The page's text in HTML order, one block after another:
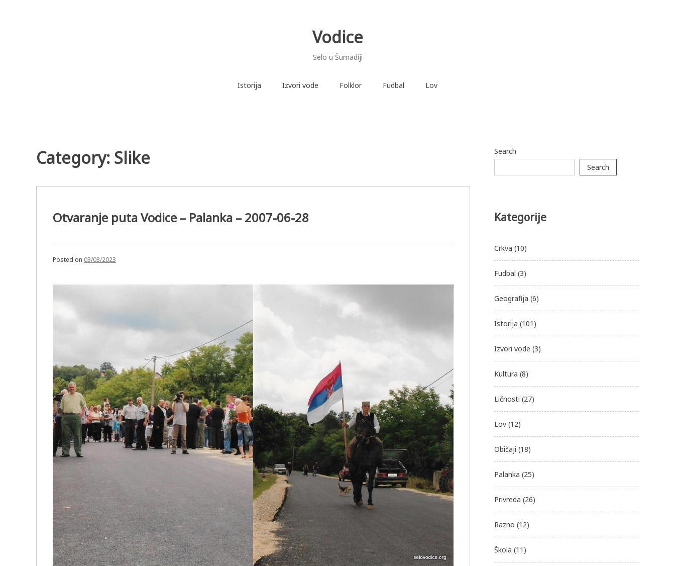
Vodice
Selo u Šumadiji
Istorija Izvori vode Folklor Fudbal Lov
Category: Slike
Otvaranje puta Vodice – Palanka – 2007-06-28
Posted on 03/03/2023
Search
Search
Kategorije
Crkva (10)
Fudbal (3)
Geografija (6)
Istorija (101)
Izvori vode (3)
Kultura (8)
Ličnosti (27)
Lov (12)
Običaji (18)
Palanka (25)
Privreda (26)
Razno (12)
Škola (11)